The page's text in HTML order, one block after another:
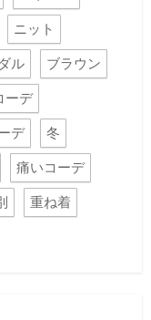
ニット
ル ブラウン
ーデ
デ 冬
痛いコーデ
重ね着